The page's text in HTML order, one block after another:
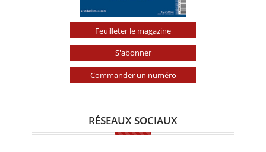
Feuilleter le magazine
S'abonner
Commander un numéro
RÉSEAUX SOCIAUX